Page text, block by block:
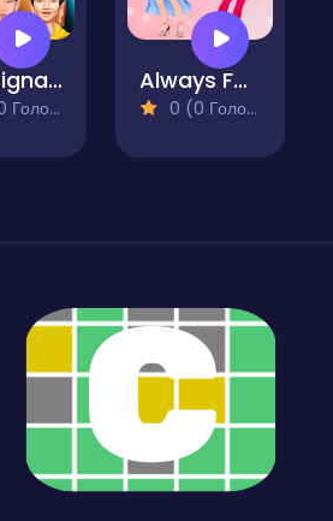
BTS Signature Fashion Style Always Fashion
0 (0 Голосів)